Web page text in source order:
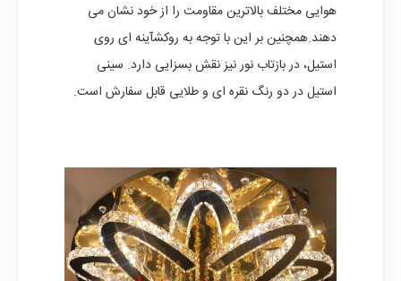
هوایی مختلف بالاترین مقاومت را از خود نشان می
دهند.همچنین بر این با توجه به روکشآینه ای روی
استیل، در بازتاب نور نیز نقش بسزایی دارد. سینی
استیل در دو رنگ نقره ای و طلایی قابل سفارش است.